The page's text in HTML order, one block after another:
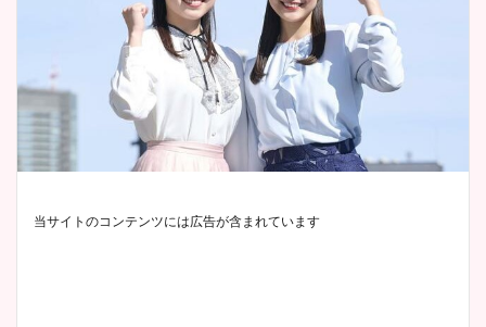
当サイトのコンテンツには広告が含まれています